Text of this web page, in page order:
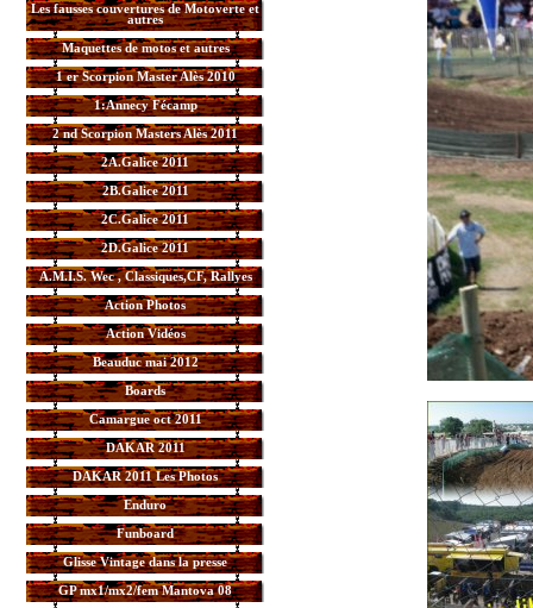
Les fausses couvertures de Motoverte et
autres
Maquettes de motos et autres
1 er Scorpion Master Alès 2010
1:Annecy Fécamp
2 nd Scorpion Masters Alès 2011
2A.Galice 2011
2B.Galice 2011
2C.Galice 2011
2D.Galice 2011
A.M.I.S. Wec , Classiques,CF, Rallyes
Action Photos
Action Vidéos
Beauduc mai 2012
Boards
Camargue oct 2011
DAKAR 2011
DAKAR 2011 Les Photos
Enduro
Funboard
Glisse Vintage dans la presse
GP mx1/mx2/fem Mantova 08